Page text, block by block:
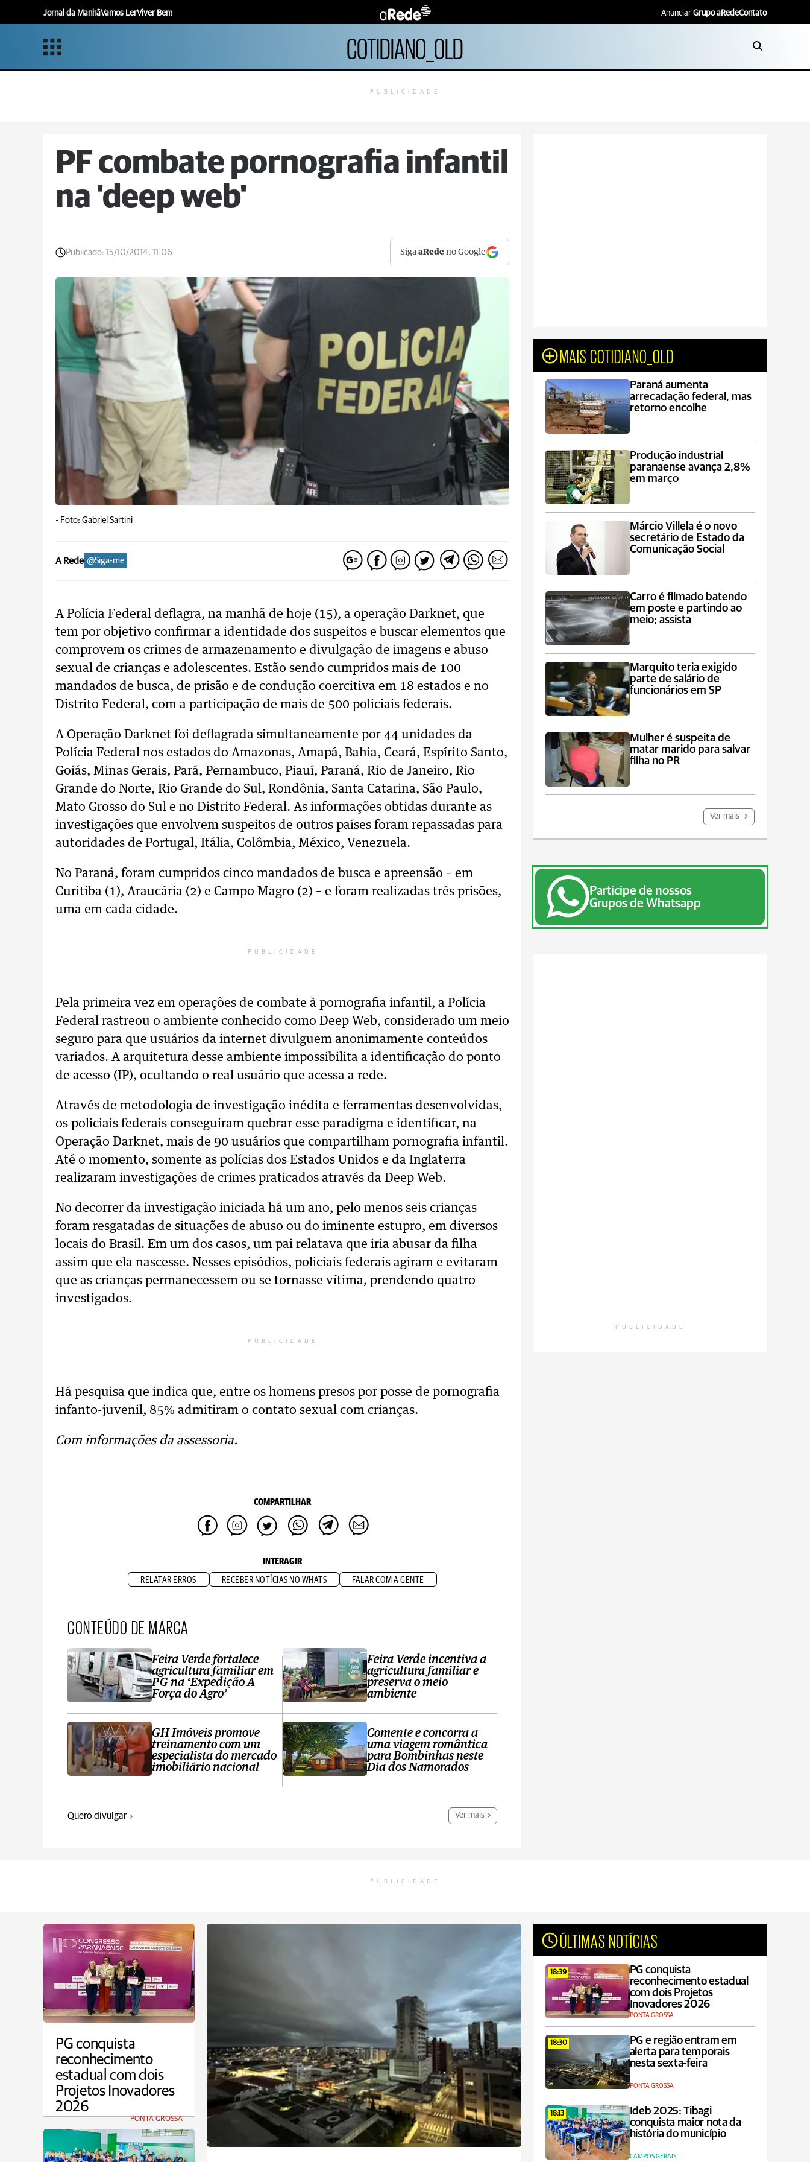
Jornal da ManhãVamos LerViver Bem Anunciar Grupo aRedeContato
COTIDIANO_OLD
PUBLICIDADE
PF combate pornografia infantil
na 'deep web'
Publicado: 15/10/2014, 11:06 SigaaRede no Google
- Foto: Gabriel Sartini
A Rede @Siga-me
A Polícia Federal deflagra, na manhã de hoje (15), a operação Darknet, que
tem por objetivo confirmar a identidade dos suspeitos e buscar elementos que
comprovem os crimes de armazenamento e divulgação de imagens e abuso
sexual de crianças e adolescentes. Estão sendo cumpridos mais de 100
mandados de busca, de prisão e de condução coercitiva em 18 estados e no
Distrito Federal, com a participação de mais de 500 policiais federais.
A Operação Darknet foi deflagrada simultaneamente por 44 unidades da
Polícia Federal nos estados do Amazonas, Amapá, Bahia, Ceará, Espírito Santo,
Goiás, Minas Gerais, Pará, Pernambuco, Piauí, Paraná, Rio de Janeiro, Rio
Grande do Norte, Rio Grande do Sul, Rondônia, Santa Catarina, São Paulo,
Mato Grosso do Sul e no Distrito Federal. As informações obtidas durante as
investigações que envolvem suspeitos de outros países foram repassadas para
autoridades de Portugal, Itália, Colômbia, México, Venezuela.
No Paraná, foram cumpridos cinco mandados de busca e apreensão – em
Curitiba (1), Araucária (2) e Campo Magro (2) – e foram realizadas três prisões,
uma em cada cidade.
PUBLICIDADE
Pela primeira vez em operações de combate à pornografia infantil, a Polícia
Federal rastreou o ambiente conhecido como Deep Web, considerado um meio
seguro para que usuários da internet divulguem anonimamente conteúdos
variados. A arquitetura desse ambiente impossibilita a identificação do ponto
de acesso (IP), ocultando o real usuário que acessa a rede.
Através de metodologia de investigação inédita e ferramentas desenvolvidas,
os policiais federais conseguiram quebrar esse paradigma e identificar, na
Operação Darknet, mais de 90 usuários que compartilham pornografia infantil.
Até o momento, somente as polícias dos Estados Unidos e da Inglaterra
realizaram investigações de crimes praticados através da Deep Web.
No decorrer da investigação iniciada há um ano, pelo menos seis crianças
foram resgatadas de situações de abuso ou do iminente estupro, em diversos
locais do Brasil. Em um dos casos, um pai relatava que iria abusar da filha
assim que ela nascesse. Nesses episódios, policiais federais agiram e evitaram
que as crianças permanecessem ou se tornasse vítima, prendendo quatro
investigados.
PUBLICIDADE
Há pesquisa que indica que, entre os homens presos por posse de pornografia
infanto-juvenil, 85% admitiram o contato sexual com crianças.
Com informações da assessoria.
COMPARTILHAR
INTERAGIR
RELATAR ERROS RECEBER NOTÍCIAS NO WHATS FALAR COM A GENTE
CONTEÚDO DE MARCA
Feira Verde fortalece
agricultura familiar em
PG na ‘Expedição A
Força do Agro’
GH Imóveis promove
treinamento com um
especialista do mercado
imobiliário nacional
Feira Verde incentiva a
agricultura familiar e
preserva o meio
ambiente
Comente e concorra a
uma viagem romântica
para Bombinhas neste
Dia dos Namorados
Quero divulgar Ver mais
MAIS COTIDIANO_OLD
Paraná aumenta
arrecadação federal, mas
retorno encolhe
Produção industrial
paranaense avança 2,8%
em março
Márcio Villela é o novo
secretário de Estado da
Comunicação Social
Carro é filmado batendo
em poste e partindo ao
meio; assista
Marquito teria exigido
parte de salário de
funcionários em SP
Mulher é suspeita de
matar marido para salvar
filha no PR
Ver mais
Participe de nossos
Grupos de Whatsapp
PUBLICIDADE
PUBLICIDADE
PG conquista
reconhecimento
estadual com dois
Projetos Inovadores
2026
PONTA GROSSA
ÚLTIMAS NOTÍCIAS
18:39
PG conquista
reconhecimento estadual
com dois Projetos
Inovadores 2026
PONTA GROSSA
18:30
PG e região entram em
alerta para temporais
nesta sexta-feira
PONTA GROSSA
18:13
Ideb 2025: Tibagi
conquista maior nota da
história do município
CAMPOS GERAIS